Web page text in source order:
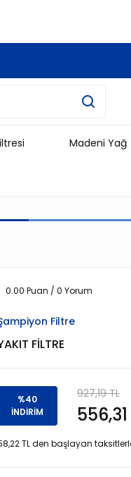
Madeni Yağ
0.00 Puan / 0 Yorum
Filtre
FİLTRE
%40
İNDİRİM
927,19 TL
556,31
TL den başlayan